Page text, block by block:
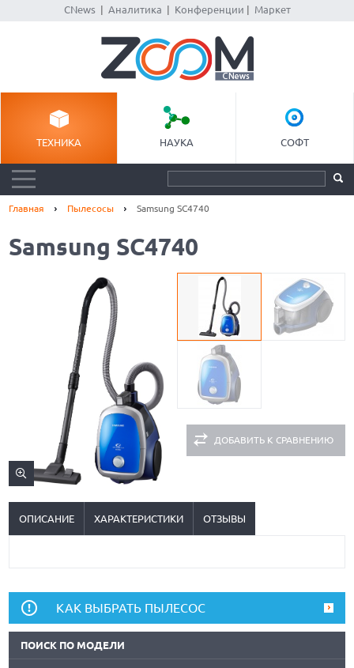
CNews| Аналитика Конференции Маркет
ТЕХНИКА НАУКА СОФТ
Главная Пылесосы Samsung SC4740
Samsung SC4740
ДОБАВИТЬ К СРАВНЕНИЮ
ОПИСАНИЕ ХАРАКТЕРИСТИКИ ОТЗЫВЫ
КАК ВЫБРАТЬ ПЫЛЕСОС
ПОИСК ПО МОДЕЛИ